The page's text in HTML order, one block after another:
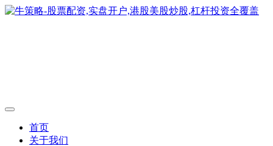
首页
关于我们